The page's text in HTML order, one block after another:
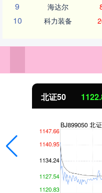
9 海达尔
10 科力装备
北证50